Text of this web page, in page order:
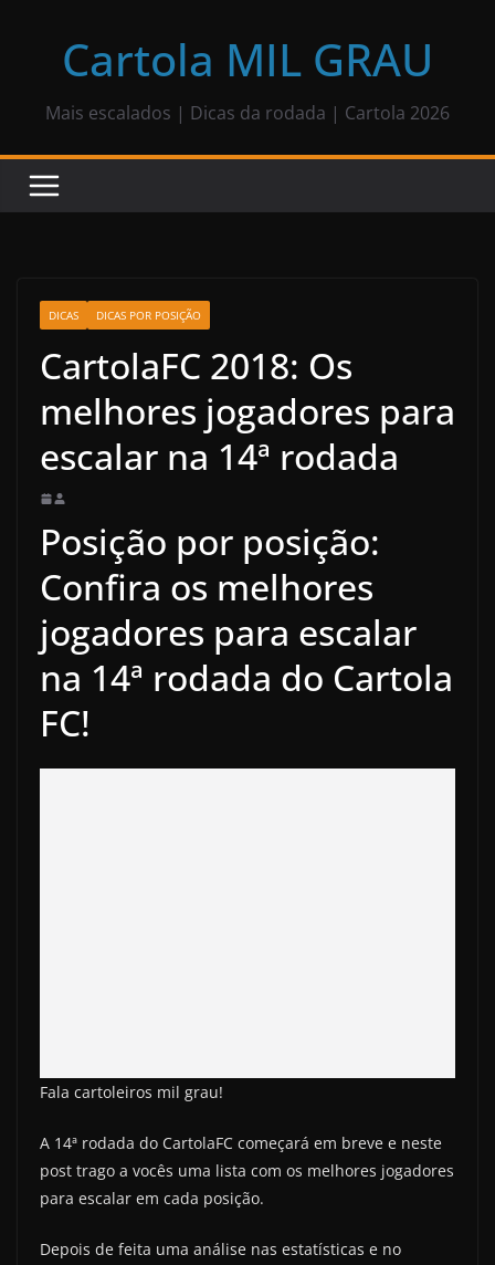
Cartola MIL GRAU
Mais escalados | Dicas da rodada | Cartola 2026
DICAS DICAS POR POSIÇÃO
CartolaFC 2018: Os
melhores jogadores para
escalar na 14ª rodada
Posição por posição:
Confira os melhores
jogadores para escalar
na 14ª rodada do Cartola
FC!
Fala cartoleiros mil grau!
A 14ª rodada do CartolaFC começará em breve e neste
post trago a vocês uma lista com os melhores jogadores
para escalar em cada posição.
Depois de feita uma análise nas estatísticas e no